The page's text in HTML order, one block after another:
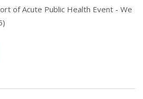
of Acute Public Health Event - We